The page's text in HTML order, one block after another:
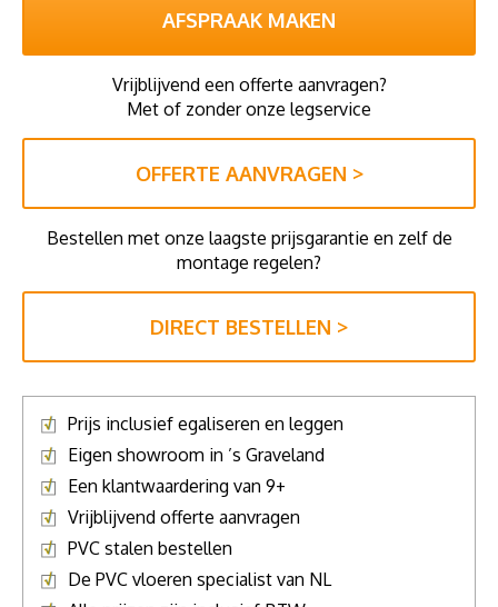
AFSPRAAK MAKEN
Vrijblijvend een offerte aanvragen?
Met of zonder onze legservice
OFFERTE AANVRAGEN >
Bestellen met onze laagste prijsgarantie en zelf de
montage regelen?
DIRECT BESTELLEN >
Prijs inclusief egaliseren en leggen
Eigen showroom in ’s Graveland
Een klantwaardering van 9+
Vrijblijvend offerte aanvragen
PVC stalen bestellen
De PVC vloeren specialist van NL